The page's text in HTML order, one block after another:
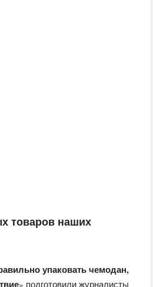
товаров наших
упаковать чемодан,
» подготовили журналисты